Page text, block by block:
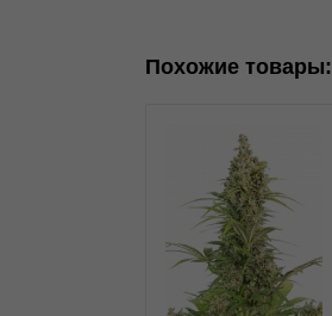
Похожие товары:
Отзывов